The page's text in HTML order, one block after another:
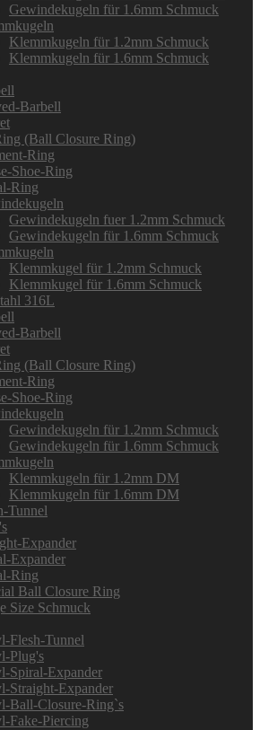
Gewindekugeln für 1.6mm Schmuck
Klemmkugeln für 1.2mm Schmuck
Klemmkugeln für 1.6mm Schmuck
Barbell
(Ball Closure Ring)
Ring
Shoe-Ring
Ring
Gewindekugeln fuer 1.2mm Schmuck
Gewindekugeln für 1.6mm Schmuck
Klemmkugel für 1.2mm Schmuck
Klemmkugel für 1.6mm Schmuck
316L
Barbell
(Ball Closure Ring)
Ring
Shoe-Ring
Gewindekugeln für 1.2mm Schmuck
Gewindekugeln für 1.6mm Schmuck
Klemmkugeln für 1.2mm DM
Klemmkugeln für 1.6mm DM
Tunnel
Expander
Expander
Ring
Ball Closure Ring
Size Schmuck
Flesh-Tunnel
Plug's
Spiral-Expander
Straight-Expander
Ball-Closure-Ring`s
Fake-Piercing